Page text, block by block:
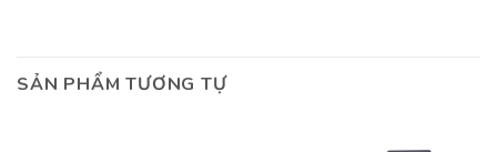
SẢN PHẨM TƯƠNG TỰ